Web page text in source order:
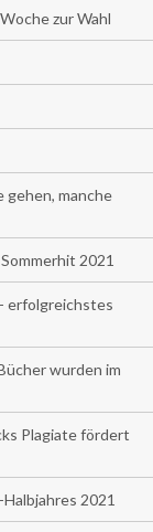
zur Wahl
gehen, manche
2021
erfolgreichstes
wurden im
Plagiate fördert
2021